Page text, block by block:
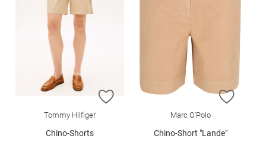
ZUR WUNSCHLISTE HINZUFÜGEN
Tommy Hilfiger
Chino-Shorts
ZUR
Marc O'Polo
Chino-Short "Lande"